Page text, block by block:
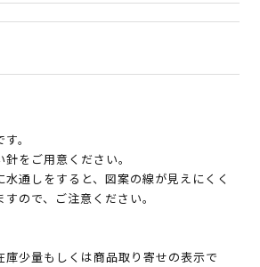
。
をご用意ください。
通しをすると、図案の線が見えにくく
ので、ご注意ください。
少量もしくは商品取り寄せの表示で